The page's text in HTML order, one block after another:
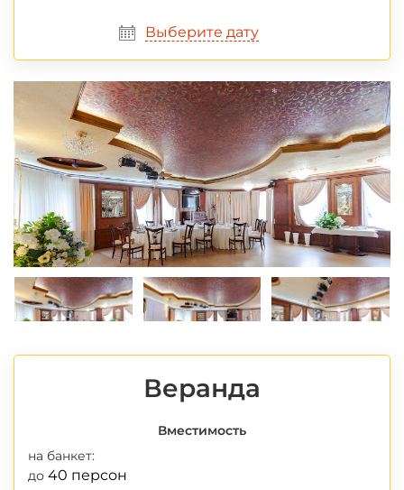
Выберите дату
Веранда
Вместимость
на банкет:
до 40 персон
*